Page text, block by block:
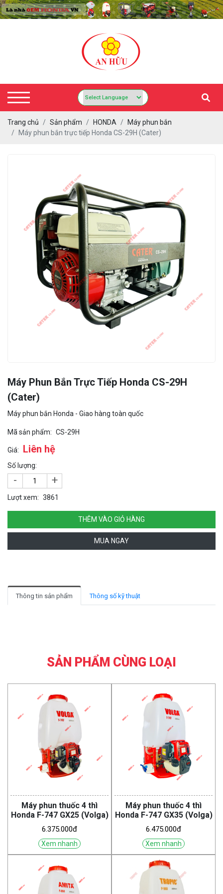
Trang chủ Sản phẩm HONDA
Máy phun bắn
Máy phun bắn trực tiếp Honda CS-29H (Cater)
Máy Phun Bắn Trực Tiếp Honda CS-29H
(Cater)
Máy phun bắn Honda - Giao hàng toàn quốc
Mã sản phẩm: CS-29H
Giá: Liên hệ
Số lượng:
- +
Lượt xem: 3861
THÊM VÀO GIỎ HÀNG
MUA NGAY
Thông tin sản phẩm Thông số kỹ thuật
SẢN PHẨM CÙNG LOẠI
Máy phun thuốc 4 thì
Honda F-747 GX25 (Volga)
6.375.000đ
Xem nhanh
Máy phun thuốc 4 thì
Honda F-747 GX35 (Volga)
6.475.000đ
Xem nhanh